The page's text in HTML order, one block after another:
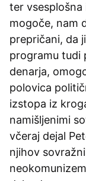
ter vsesplošna
mogoče, nam
prepričani, da
programu tudi
denarja,
polovica
izstopa iz
namišljenimi
včeraj dejal
njihov